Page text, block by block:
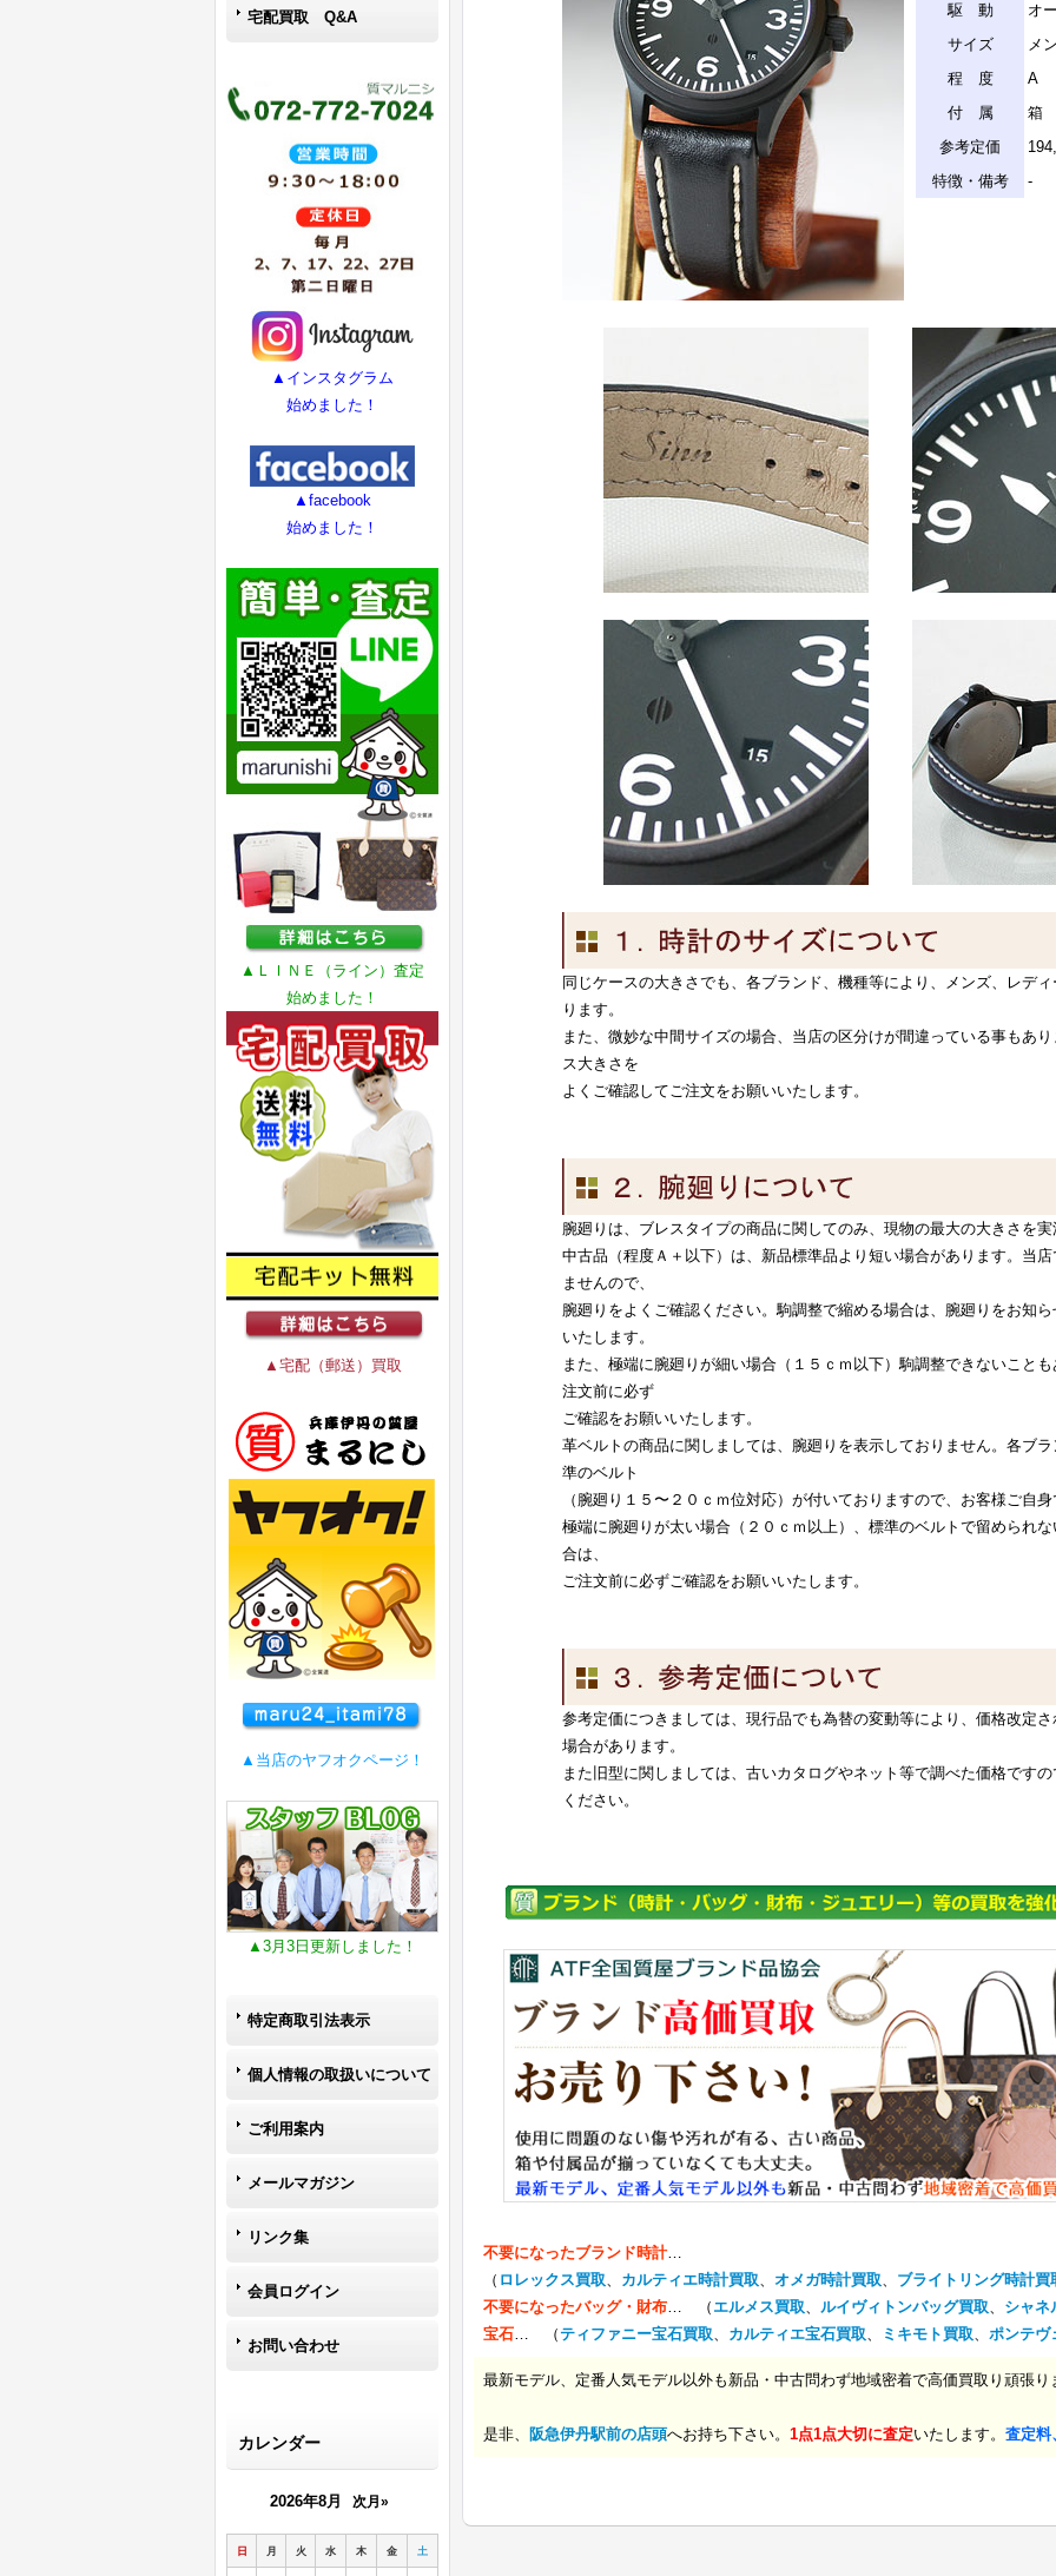
宅配買取 Q&A
▲インスタグラム
始めました！
▲facebook
始めました！
▲ＬＩＮＥ（ライン）査定
始めました！
▲宅配（郵送）買取
▲当店のヤフオクページ！
▲3月3日更新しました！
特定商取引法表示
個人情報の取扱いについて
ご利用案内
メールマガジン
リンク集
会員ログイン
お問い合わせ
カレンダー
2026年8月 次月»
日 月 火 水 木 金 土
駆 動
オ
サイズ
メ
程 度
A
付 属
箱
参考定価
特徴・備考
-
同じケースの大きさでも、各ブランド、機種等により、メンズ、レデ
ります。
また、微妙な中間サイズの場合、当店の区分けが間違っている事もあ
ス大きさを
よくご確認してご注文をお願いいたします。
腕廻りは、ブレスタイプの商品に関してのみ、現物の最大の大きさを
中古品（程度Ａ＋以下）は、新品標準品より短い場合があります。当
ませんので、
腕廻りをよくご確認ください。駒調整で縮める場合は、腕廻りをお知
いたします。
また、極端に腕廻りが細い場合（１５ｃｍ以下）駒調整できないこと
注文前に必ず
ご確認をお願いいたします。
革ベルトの商品に関しましては、腕廻りを表示しておりません。各ブ
準のベルト
（腕廻り１５〜２０ｃｍ位対応）が付いておりますので、お客様ご自
極端に腕廻りが太い場合（２０ｃｍ以上）、標準のベルトで留められ
合は、
ご注文前に必ずご確認をお願いいたします。
参考定価につきましては、現行品でも為替の変動等により、価格改定
場合があります。
また旧型に関しましては、古いカタログやネット等で調べた価格です
ください。
不要になったブランド時計…
（ ロレックス買取、 カルティエ時計買取、 オメガ時計買取、 ブライトリング時計買
不要になったバッグ・財布… （ エルメス買取、 ルイヴィトンバッグ買取、 シャネ
宝石… （ティファニー宝石買取、 カルティエ宝石買取、 ミキモト買取、 ポンテヴ
最新モデル、定番人気モデル以外も新品・中古問わず地域密着で高価買取り頑張り
是非、 阪急伊丹駅前の店頭へお持ち下さい。 1点1点大切に査定いたします。 査定料